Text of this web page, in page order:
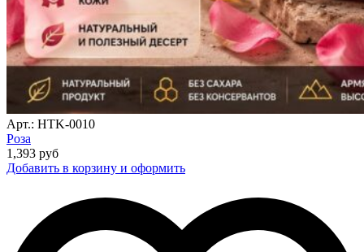
Арт.: HTK-0010
Роза
1,393 руб
Добавить в корзину и оформить